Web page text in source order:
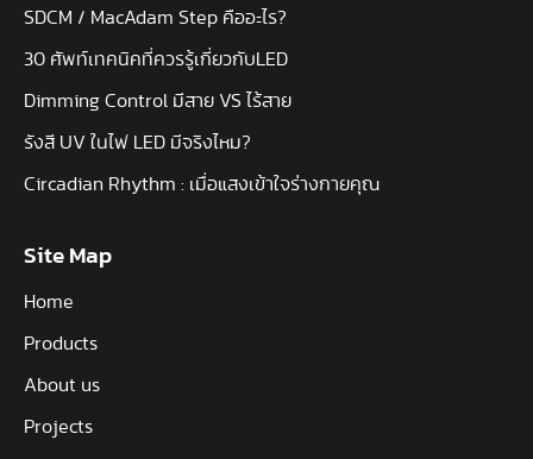
SDCM / MacAdam Step คืออะไร?
30 ศัพท์เทคนิคที่ควรรู้เกี่ยวกับLED
Dimming Control มีสาย VS ไร้สาย
รังสี UV ในไฟ LED มีจริงไหม?
Circadian Rhythm : เมื่อแสงเข้าใจร่างกายคุณ
Site Map
Home
Products
About us
Projects